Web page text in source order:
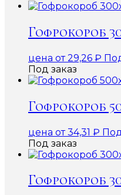
Гофрокороб
цена от29,26 ₽
Под заказ
Гофрокороб
цена от34,31 ₽
Под заказ
Гофрокороб